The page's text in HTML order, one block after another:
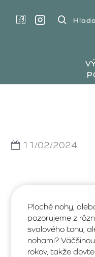
Hľadať...
11/02/2024
Ploché nohy,
pozorujeme z
svalového tonu,
nohami?
rokov, takže